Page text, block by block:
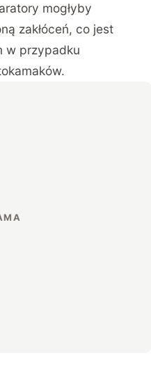
mogłyby
zakłóceń, co jest
w przypadku